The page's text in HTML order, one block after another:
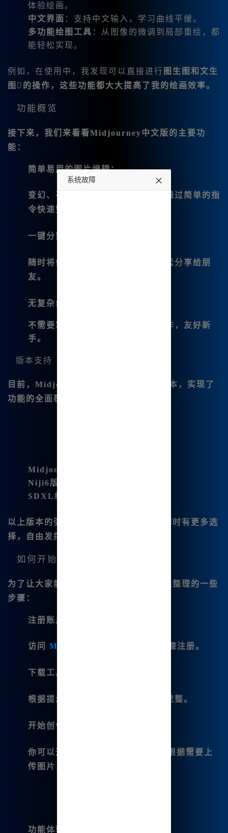
体验绘画。
中文界面 ：支持中文输入，学习曲线平缓。
多功能绘图工具 ：从图像的微调到局部重绘，都
能轻松实现。
例如，在使用中，我发现可以直接进行 图生图和 文生
图 的操作，这些功能都大大提高了我的绘画效率。
功能概览
接下来，我们来看看Midjourney中文版的主要功
能：
简单易用的图片编辑：
变幻、平移、扩图等功能，都可以通过简单的指
令快速完成。
一键分割及下载功能
随时将创作的作品保存到本地，轻松分享给朋
友。
无复杂命令
不需要掌握复杂的命令即可进行操作，友好新
手。
版本支持
目前，Midjourney中文版已整合多个版本，实现了
功能的全面覆盖：
Midjourney V6.1
Niji6版本
SDXL绘图
以上版本的强强联手，使得我可以在创作时有更多选
择，自由发挥创造力。
如何开始使用
为了让大家能够更快开始绘画，以下是我整理的一些
步骤：
注册账户
访问 Midjourney中文版官网 ，快速注册。
下载工具包
根据提示下载所需工具，确保功能完整。
开始创作
你可以选择“文生图”或“图生图”，根据需要上
传图片，并输入描述。
功能体验
系统故障